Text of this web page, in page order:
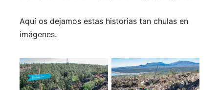
Aquí os dejamos estas historias tan chulas en
imágenes.